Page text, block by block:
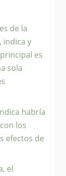
de la
indica y
es
sola
habría
los
efectos de
el